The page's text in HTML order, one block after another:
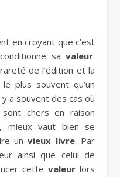
en croyant que c’est
savaleur.
de l’édition et la
plus souvent qu’un
a souvent des cas où
chers en raison
mieux vaut bien se
unvieux livre. Par
ainsi que celui de
cette valeur lors